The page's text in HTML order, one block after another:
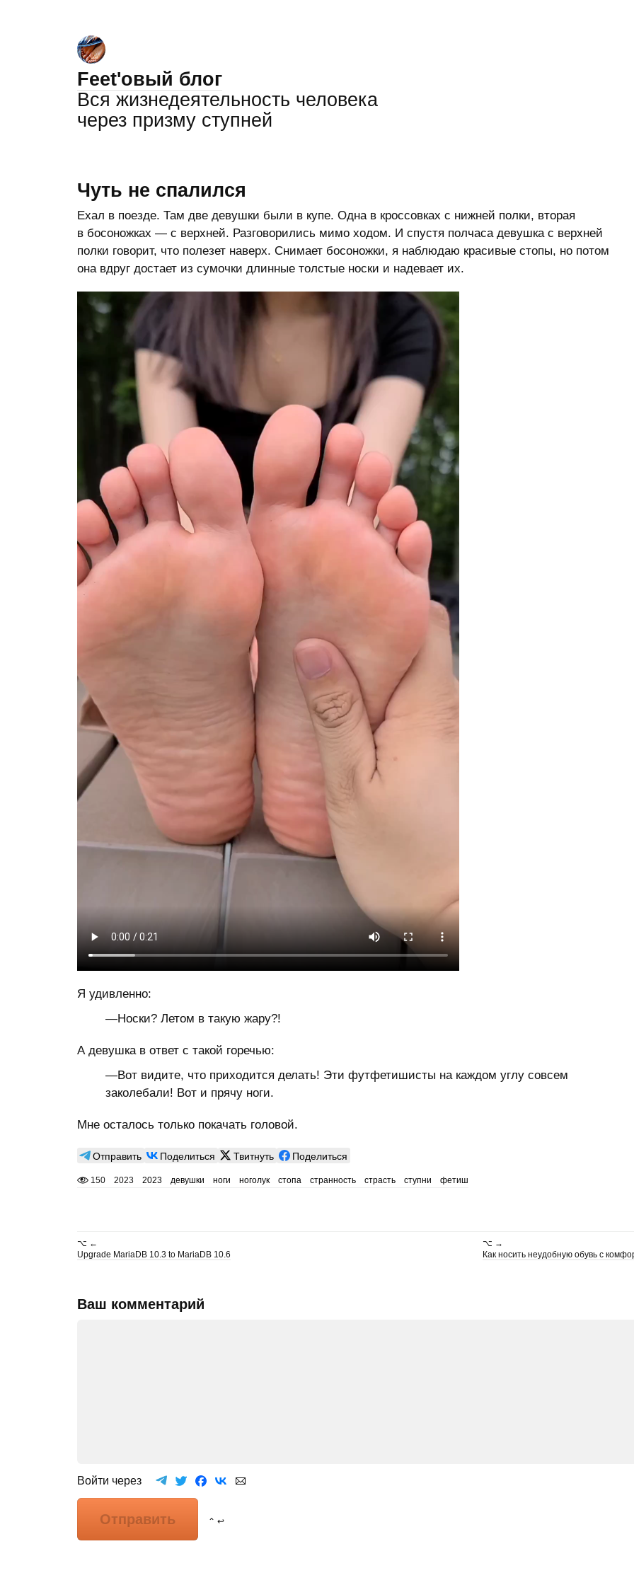
Feet'овый блог
Вся жизнедеятельность человека
через призму ступней
Чуть не спалился
Ехал в поезде. Там две девушки были в купе. Одна в кроссовках с нижней полки, вторая
в босоножках — с верхней. Разговорились мимо ходом. И спустя полчаса девушка с верхней
полки говорит, что полезет наверх. Снимает босоножки, я наблюдаю красивые стопы, но потом
она вдруг достает из сумочки длинные толстые носки и надевает их.
Я удивленно:
—Носки? Летом в такую жару?!
А девушка в ответ с такой горечью:
—Вот видите, что приходится делать! Эти футфетишисты на каждом углу совсем
заколебали! Вот и прячу ноги.
Мне осталось только покачать головой.
Отправить Поделиться Твитнуть Поделиться
150 2023 2023 девушки ноги ноголук стопа странность страсть ступни фетиш
⌥ ←
Upgrade MariaDB 10.3 to MariaDB 10.6
⌥ →
Как носить неудобную обувь с
Ваш комментарий
Войти через
Отправить ⌃ ↩